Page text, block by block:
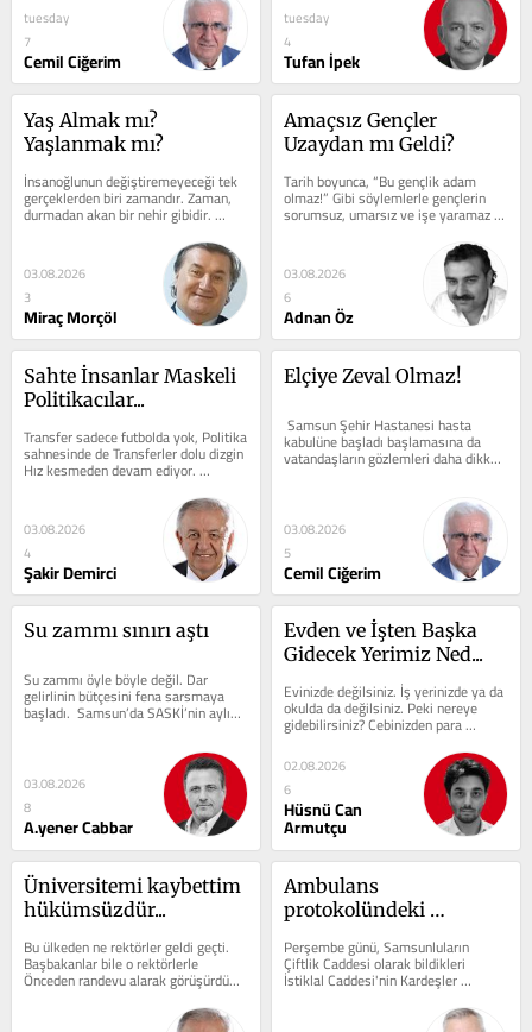
tuesday
7
Cemil Ciğerim
tuesday
4
Tufan İpek
Yaş Almak mı?
Yaşlanmak mı?
İnsanoğlunun değiştiremeyeceği tek
gerçeklerden biri zamandır. Zaman,
durmadan akan bir nehir gibidir.
Önüne set çekemezsiniz, geriye...
03.08.2026
3
Miraç Morçöl
Amaçsız Gençler
Uzaydan mı Geldi?
Tarih boyunca, “Bu gençlik adam
olmaz!” Gibi söylemlerle gençlerin
sorumsuz, umarsız ve işe yaramaz
oldukları ima edilmiştir. Bugün de...
03.08.2026
6
Adnan Öz
Sahte İnsanlar Maskeli
Politikacılar...
Transfer sadece futbolda yok, Politika
sahnesinde de Transferler dolu dizgin
Hız kesmeden devam ediyor.
Telefonu kapattıysa eğer, Anlı şanlı...
03.08.2026
4
Şakir Demirci
Elçiye Zeval Olmaz!
Samsun Şehir Hastanesi hasta
kabulüne başladı başlamasına da
vatandaşların gözlemleri daha dikkat
çekici oluyor. Örnek vermek
03.08.2026
5
Cemil Ciğerim
Su zammı sınırı aştı
Su zammı öyle böyle değil. Dar
gelirlinin bütçesini fena sarsmaya
başladı.  Samsun’da SASKİ’nin aylık
TÜFE güncellemesi, atık su...
03.08.2026
8
A.yener Cabbar
Evden ve İşten Başka
Gidecek Yerimiz Ned...
Evinizde değilsiniz. İş yerinizde ya da
okulda da değilsiniz. Peki nereye
gidebilirsiniz? Cebinizden para
çıkmadan, sadece orada olmak için...
02.08.2026
6
Hüsnü Can
Armutçu
Üniversitemi kaybettim
hükümsüzdür...
Bu ülkeden ne rektörler geldi geçti.
Başbakanlar bile o rektörlerle
Önceden randevu alarak görüşürdü…
Dün  Halk Gazetesi gündeme...
Ambulans
protokolündeki
Perşembe günü, Samsunluların
Çiftlik Caddesi olarak bildikleri
İstiklal Caddesi'nin Kardeşler
Fırını'na yakın bir yerinde...